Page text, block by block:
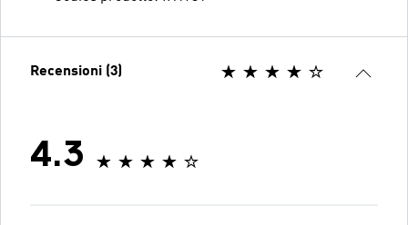
Recensioni (3)
4.3